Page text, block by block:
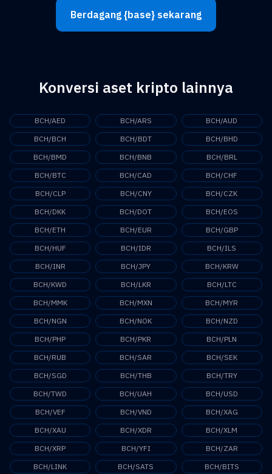
Berdagang {base} sekarang
Konversi aset kripto lainnya
BCH/AED BCH/ARS
BCH/AUD
BCH/BCH
BCH/BDT
BCH/BHD
BCH/BMD
BCH/BNB
BCH/BRL
BCH/BTC
BCH/CAD
BCH/CHF
BCH/CLP
BCH/CNY
BCH/CZK
BCH/DKK
BCH/DOT
BCH/EOS
BCH/ETH
BCH/EUR
BCH/GBP
BCH/HUF
BCH/IDR
BCH/ILS
BCH/INR
BCH/JPY
BCH/KRW
BCH/KWD
BCH/LKR
BCH/LTC
BCH/MMK
BCH/MXN
BCH/MYR
BCH/NGN
BCH/NOK
BCH/NZD
BCH/PHP
BCH/PKR
BCH/PLN
BCH/RUB
BCH/SAR
BCH/SEK
BCH/SGD
BCH/THB
BCH/TRY
BCH/TWD
BCH/UAH
BCH/USD
BCH/VEF
BCH/VND
BCH/XAG
BCH/XAU
BCH/XDR
BCH/XLM
BCH/XRP
BCH/YFI
BCH/ZAR
BCH/LINK
BCH/SATS BCH/BITS